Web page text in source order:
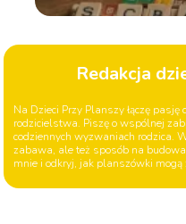
Redakcja
Na Dzieci Przy Planszy łączę
rodzicielstwa. Piszę o wspólnej
codziennych wyzwaniach rodzica.
zabawa, ale też sposób na
mnie i odkryj, jak planszówki mogą